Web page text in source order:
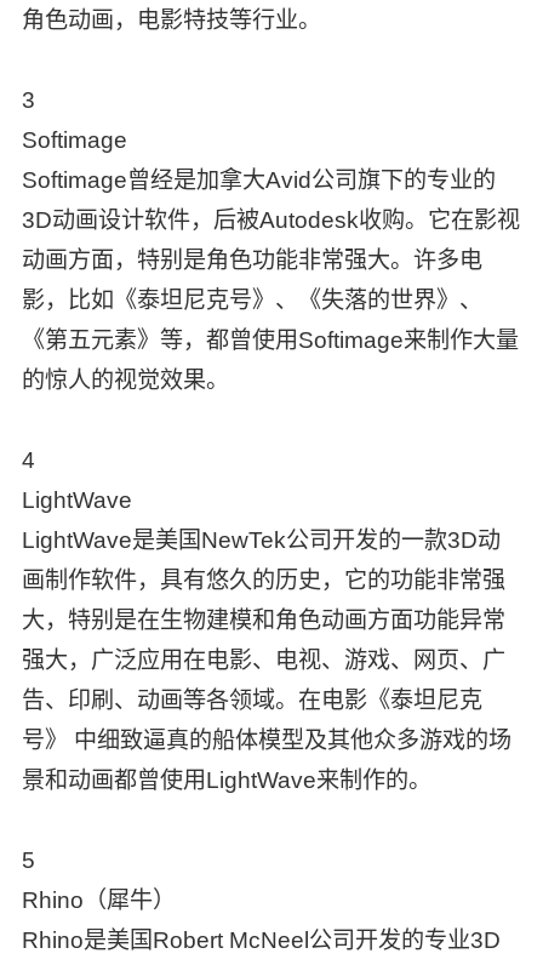
角色动画，电影特技等行业。
3
Softimage
Softimage曾经是加拿大Avid公司旗下的专业的
3D动画设计软件，后被Autodesk收购。它在影视
动画方面，特别是角色功能非常强大。许多电
影，比如《泰坦尼克号》、《失落的世界》、
《第五元素》等，都曾使用Softimage来制作大量
的惊人的视觉效果。
4
LightWave
LightWave是美国NewTek公司开发的一款3D动
画制作软件，具有悠久的历史，它的功能非常强
大，特别是在生物建模和角色动画方面功能异常
强大，广泛应用在电影、电视、游戏、网页、广
告、印刷、动画等各领域。在电影《泰坦尼克
号》 中细致逼真的船体模型及其他众多游戏的场
景和动画都曾使用LightWave来制作的。
5
Rhino（犀牛）
Rhino是美国Robert McNeel公司开发的专业3D